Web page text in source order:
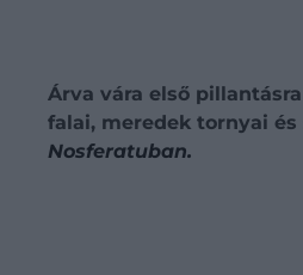
Árva vára első
falai, meredek tornyai
Nosferatuban.